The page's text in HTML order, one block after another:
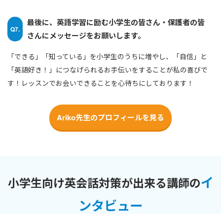
Q7.
最後に、英語学習に励む小学生の皆さん・保護者の皆
さんにメッセージをお願いします。
「できる」「知っている」を小学生のうちに増やし、「自信」と
「英語好き！」につなげられるお手伝いをすることが私の喜びで
す！レッスンでお会いできることを心待ちにしております！
Ariko先生のプロフィールを見る
小学生向け英会話対策が出来る講師のイ
ンタビュー